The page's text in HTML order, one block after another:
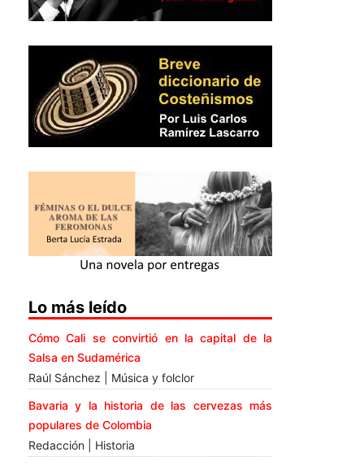
Lo más leído
Cómo Cali se convirtió en la capital de la
Salsa en Sudamérica
Raúl Sánchez | Música y folclor
Bavaria y la historia de las cervezas más
populares de Colombia
Redacción | Historia